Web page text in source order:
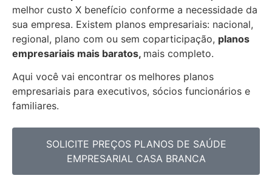
melhor custo X benefício conforme a necessidade da
sua empresa. Existem planos empresariais: nacional,
regional, plano com ou sem coparticipação, planos
empresariais mais baratos, mais completo.
Aqui você vai encontrar os melhores planos
empresariais para executivos, sócios funcionários e
familiares.
SOLICITE PREÇOS PLANOS DE SAÚDE
EMPRESARIAL CASA BRANCA